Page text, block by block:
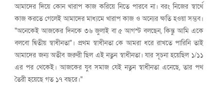
আমাদের দিয়ে কোন খারাপ কাজ করিয়ে নিতে পারবে না। বরং নিজের স্বার্থে
কাজ করতে গেলেই আমাদের মাধ্যমে খারাপ কাজ ও অন্যের ক্ষতি হওয়া সম্ভব।
"অনেকেই আজকের দিনকে ৩৬ জুলাই বা ৫ আগস্ট বলছেন, কিন্তু আমি একে
বলবো দ্বিতীয় স্বাধীনতা"। প্রথম স্বাধীনতা কে আমরা ধরে রাখতে পারিনি তাই
আমাদের জন্য অতীব জরুরী ছিল এই নতুন স্বাধীনতা। যার সূচনা হয়েছিল ১/১১
এর পর থেকেই। আজকের যুব সমাজ যেই নতুন স্বাধীনতা এনেছে, তার পথ
তৈরী হয়েছে গত ১৭ বছরে।"